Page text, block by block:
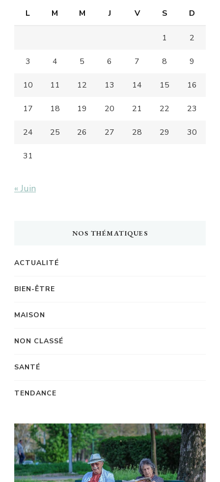
L M M J V S D
1 2
3 4 5 6 7 8 9
10 11 12 13 14 15 16
17 18 19 20 21 22 23
24 25 26 27 28 29 30
31
« Juin
NOS THÉMATIQUES
ACTUALITÉ
BIEN-ÊTRE
MAISON
NON CLASSÉ
SANTÉ
TENDANCE